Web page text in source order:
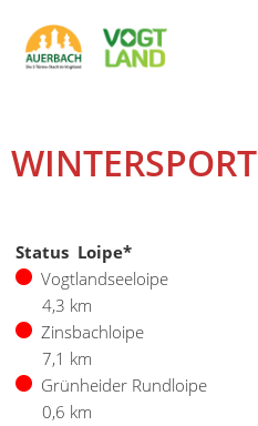
WINTERSPORT
Status Loipe*
Vogtlandseeloipe
4,3 km
Zinsbachloipe
7,1 km
Grünheider Rundloipe
0,6 km